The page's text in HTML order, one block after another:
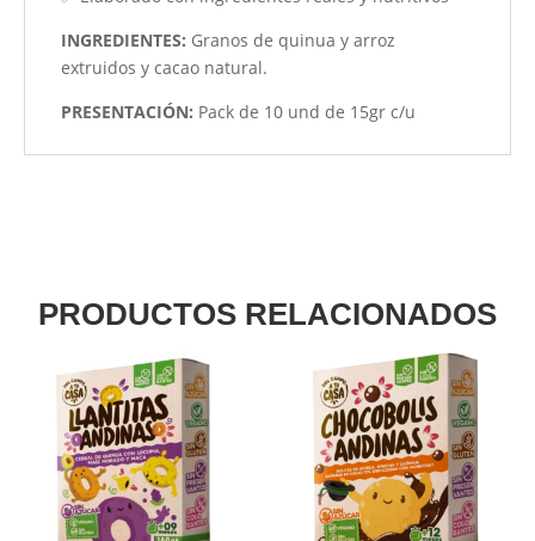
INGREDIENTES: Granos de quinua y arroz
extruidos y cacao natural.
PRESENTACIÓN: Pack de 10 und de 15gr c/u
PRODUCTOS RELACIONADOS